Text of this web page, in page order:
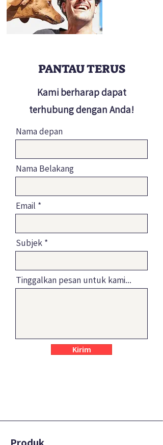
PANTAU TERUS
Kami berharap dapat
terhubung dengan Anda!
Nama depan
Nama Belakang
Email
Subjek
Tinggalkan pesan untuk kami...
Kirim